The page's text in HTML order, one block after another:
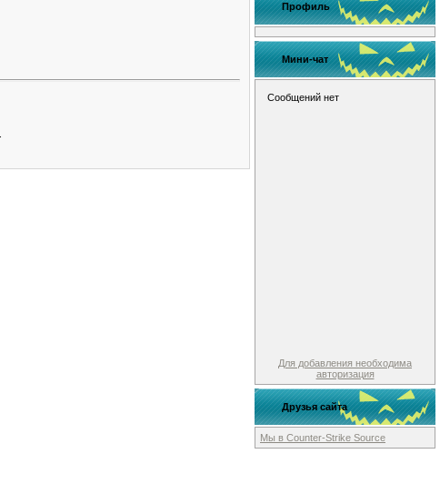
Профиль
Мини-чат
Для добавления необходима
авторизация
Друзья сайта
Мы в Counter-Strike Source